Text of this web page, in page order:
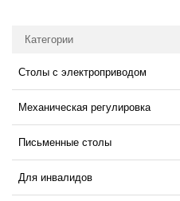
Категории
Столы с электроприводом
Механическая регулировка
Письменные столы
Для инвалидов